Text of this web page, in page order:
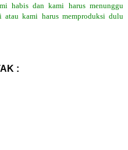
habis dan kami harus menunggu
kami harus memproduksi dulu
: